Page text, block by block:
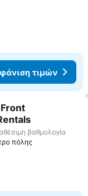
τιμών
αγαπημένα
βαθμολογία
πόλης